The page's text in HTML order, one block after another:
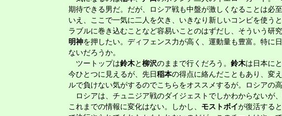
期待できる男だ。だが、ロシア戦も中盤が激しくなることは必
いえ、ここで一気に二人を欠き、いきなり新しいコンビを使う
ラブルに巻き込むことなど容易いことのはずだし、そういう研
明神を押したい。ディフェンス力が高く、運動量も豊富。特に
ないだろうか。
ツートップは鈴木と柳沢のままで行くだろう。鈴木は日本に
今ひとつに見えるが、先日稲本の得点に絡んだこともあり、変
ルで負けない気がするのでこちらをオススメするが。ロシアの
ロシアは、チュニジア戦のダイジェストでしかわからないが
これまでの情報に変化はない。しかし、 モストボイが復活する